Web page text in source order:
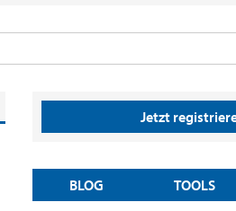
Jetzt
BLOG TOOLS